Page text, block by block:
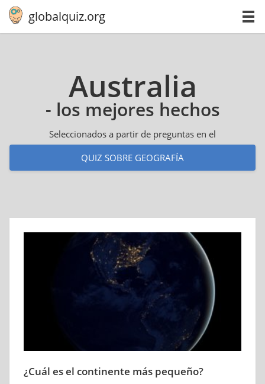
globalquiz.org
Aus­tra­lia
- los mejores hechos
Seleccionados a partir de preguntas en el
QUIZ SOBRE GEOGRAFÍA
¿Cuál es el continente más pequeño?